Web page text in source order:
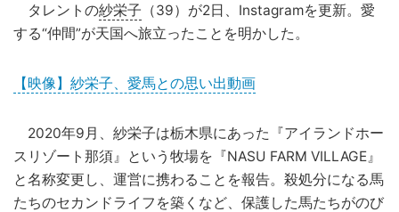
タレントの紗栄子 （39）が2日、Instagramを更新。愛
する“仲間”が天国へ旅立ったことを明かした。
【映像】紗栄子、愛馬との思い出動画
2020年9月、紗栄子は栃木県にあった『アイランドホー
スリゾート那須』という牧場を『NASU FARM VILLAGE』
と名称変更し、運営に携わることを報告。殺処分になる馬
たちのセカンドライフを築くなど、保護した馬たちがのび